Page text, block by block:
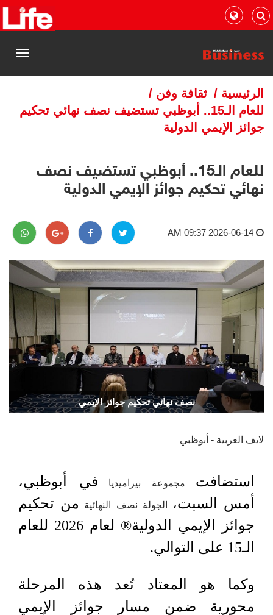
القائمة
الرئيسية / ثقافة وفن /
للعام الـ15.. أبوظبي تستضيف نصف نهائي تحكيم
جوائز الإيمي الدولية
للعام الـ15.. أبوظبي تستضيف نصف
نهائي تحكيم جوائز الإيمي الدولية
2026-06-14 09:37 AM
نصف نهائي تحكيم جوائز الإيمي
لايف العربية - أبوظبي
استضافت مجموعة بيراميديا في أبوظبي،
أمس السبت،
الجولة نصف النهائية
من تحكيم
جوائز الإيمي الدولية®️ لعام 2026 للعام
الـ15 على التوالي.
وكما هو المعتاد تُعد هذه المرحلة
محورية ضمن مسار جوائز الإيمي